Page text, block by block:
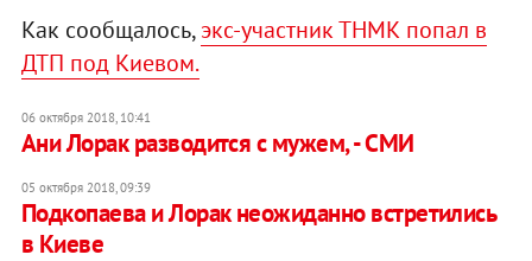
Как сообщалось,экс-участник ТНМК попал в
ДТП под Киевом.
06 октября 2018, 10:41
Ани Лорак разводится с мужем, - СМИ
05 октября 2018, 09:39
Подкопаева и Лорак неожиданно встретились
в Киеве